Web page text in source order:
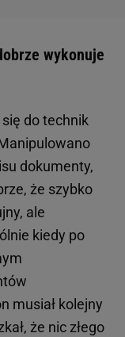
wykonuje
do technik
dokumenty,
że szybko
ale
kiedy po
musiał kolejny
że nic złego